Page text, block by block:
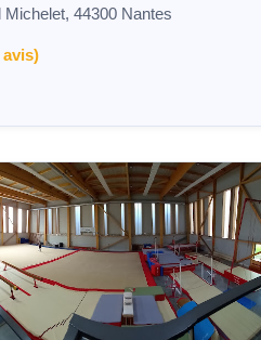
Michelet, 44300 Nantes
avis)